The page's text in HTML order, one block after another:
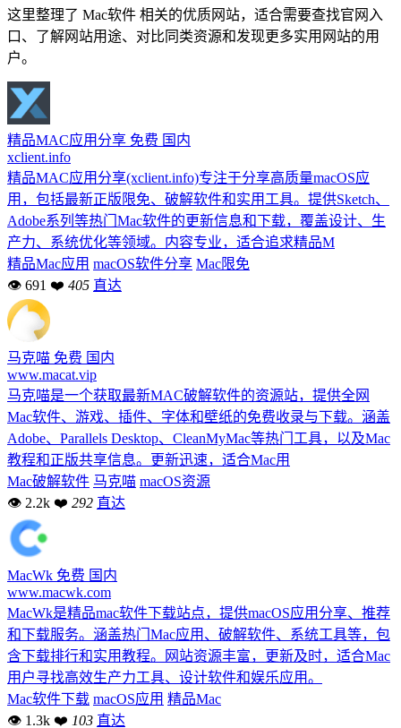
这里整理了 Mac软件 相关的优质网站，适合需要查找官网入
口、了解网站用途、对比同类资源和发现更多实用网站的用
户。
精品MAC应用分享 免费 国内
xclient.info
精品MAC应用分享(xclient.info)专注于分享高质量macOS应
用，包括最新正版限免、破解软件和实用工具。提供Sketch、
Adobe系列等热门Mac软件的更新信息和下载，覆盖设计、生
产力、系统优化等领域。内容专业，适合追求精品M
精品Mac应用 macOS软件分享 Mac限免
👁 691 ❤ 405 直达
马克喵 免费 国内
www.macat.vip
马克喵是一个获取最新MAC破解软件的资源站，提供全网
Mac软件、游戏、插件、字体和壁纸的免费收录与下载。涵盖
Adobe、Parallels Desktop、CleanMyMac等热门工具，以及Mac
教程和正版共享信息。更新迅速，适合Mac用
Mac破解软件 马克喵 macOS资源
👁 2.2k ❤ 292 直达
MacWk 免费 国内
www.macwk.com
MacWk是精品mac软件下载站点，提供macOS应用分享、推荐
和下载服务。涵盖热门Mac应用、破解软件、系统工具等，包
含下载排行和实用教程。网站资源丰富，更新及时，适合Mac
用户寻找高效生产力工具、设计软件和娱乐应用。
Mac软件下载 macOS应用 精品Mac
👁 1.3k ❤ 103 直达